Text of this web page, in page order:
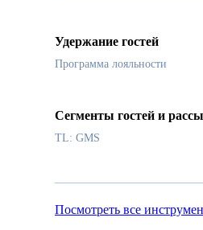
Удержание гостей
Программа лояльности
Сегменты гостей и
TL: GMS
Посмотреть все